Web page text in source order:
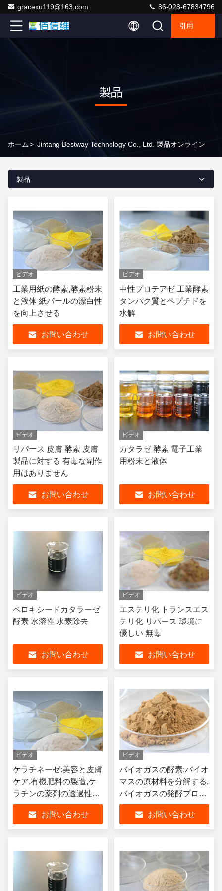
gracexu119@163.com 86-028-67834796
引用
製品
ホーム> Jintang Bestway Technology Co., Ltd. 製品オンライン
製品
ビデオ
工業用紙の酵素,酵素粉末
と液体 紙パールの漂白性
を向上させる
お問い合わせ
ビデオ
中性プロテアゼ 工業酵素
タンパク質とペプチドを
水解
お問い合わせ
ビデオ
リパース 皮膚 酵素 皮膚
製品に対する 有毒な副作
用はありません
お問い合わせ
ビデオ
カタラゼ 酵素 電子工業
用粉末と液体
お問い合わせ
ビデオ
ペロキシードカタラーゼ
酵素 水溶性 水素除去
お問い合わせ
ビデオ
エステリ化 トランスエス
テリ化 リパース 環境に
優しい 無毒
お問い合わせ
ビデオ
ケラチネーゼ:美容と皮膚
ケア,有機肥料の製造,ケ
ラチンの薬剤の透過性を
向上させる
お問い合わせ
ビデオ
バイオガスの酵素:バイオ
マスの原材料を分解する,
バイオガスの発酵プロセ
ス,バイオガスの生産を増
やす
お問い合わせ